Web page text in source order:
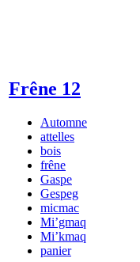
Frêne 12
Automne
attelles
bois
frêne
Gaspe
Gespeg
micmac
Mi’gmaq
Mi’kmaq
panier